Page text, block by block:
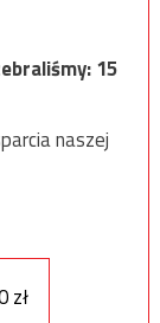
15
naszej
zł